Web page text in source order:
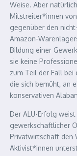
Weise. Aber
Mitstreiter*innen von
gegenüber den
Amazon-
Bildung einer
sie keine
zum Teil der Fall bei
die sich bemüht, an
konservativen
Der ALU-Erfolg
gewerkschaftlicher
Privatwirtschaft den
Aktivist*innen